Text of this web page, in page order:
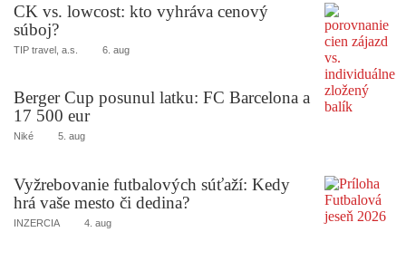
CK vs. lowcost: kto vyhráva cenový
súboj?
TIP travel, a.s. 6. aug
Berger Cup posunul latku: FC Barcelona a
17 500 eur
Niké 5. aug
Vyžrebovanie futbalových súťaží: Kedy
hrá vaše mesto či dedina?
INZERCIA 4. aug